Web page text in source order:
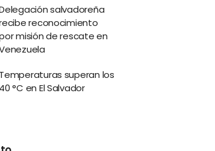
salvadoreña
reconocimiento
misión de rescate en
Temperaturas superan los
40 °C en El Salvador